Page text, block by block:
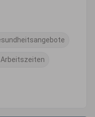
Arbeitszeiten